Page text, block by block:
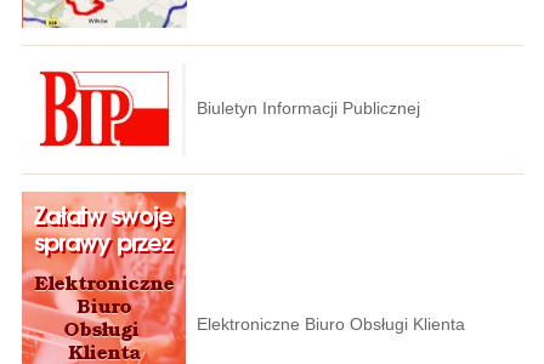
Biuletyn Informacji Publicznej
Elektroniczne Biuro Obsługi Klienta